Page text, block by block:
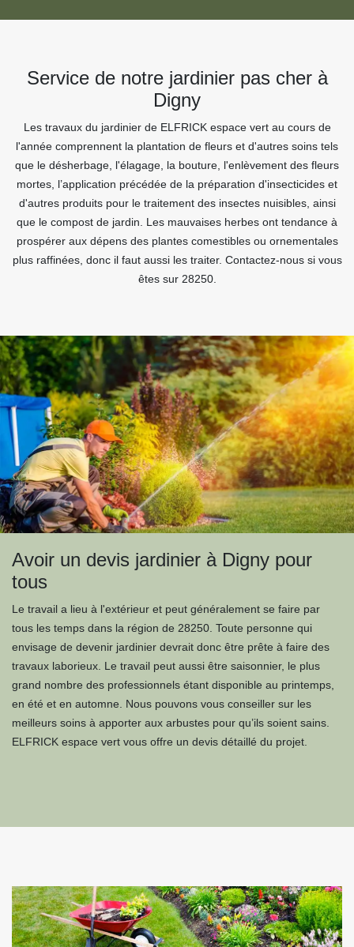
Service de notre jardinier pas cher à
Digny
Les travaux du jardinier de ELFRICK espace vert au cours de
l'année comprennent la plantation de fleurs et d'autres soins tels
que le désherbage, l'élagage, la bouture, l'enlèvement des fleurs
mortes, l’application précédée de la préparation d'insecticides et
d'autres produits pour le traitement des insectes nuisibles, ainsi
que le compost de jardin. Les mauvaises herbes ont tendance à
prospérer aux dépens des plantes comestibles ou ornementales
plus raffinées, donc il faut aussi les traiter. Contactez-nous si vous
êtes sur 28250.
Avoir un devis jardinier à Digny pour
tous
Le travail a lieu à l'extérieur et peut généralement se faire par
tous les temps dans la région de 28250. Toute personne qui
envisage de devenir jardinier devrait donc être prête à faire des
travaux laborieux. Le travail peut aussi être saisonnier, le plus
grand nombre des professionnels étant disponible au printemps,
en été et en automne. Nous pouvons vous conseiller sur les
meilleurs soins à apporter aux arbustes pour qu’ils soient sains.
ELFRICK espace vert vous offre un devis détaillé du projet.